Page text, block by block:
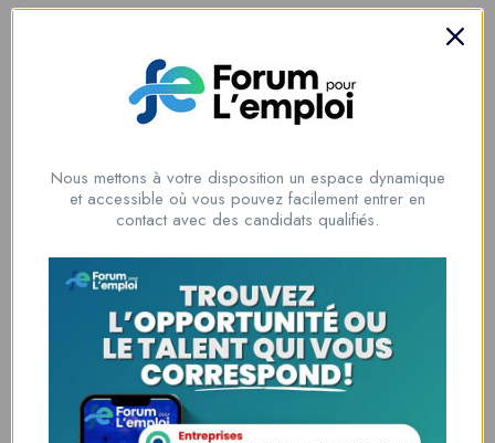
Vente et Distribution
À temps plein
Concours Cleantech KCIC 2026 :
bourse d’innovation pour les
À temps plein
Un Assistant(e) au Directeur des
Projets
Nous mettons à votre disposition un espace dynamique
et accessible où vous pouvez facilement entrer en
contact avec des candidats qualifiés.